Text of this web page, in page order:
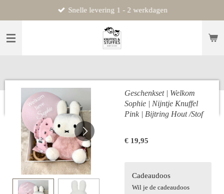
direct
naar
Snelle levering 1 - 2 werkdagen
Geschenkset | Welkom
Sophie | Nijntje Knuffel
Pink | Bijtring Hout /Stof
€ 19,95
Cadeaudoos
Wil je de cadeaudoos